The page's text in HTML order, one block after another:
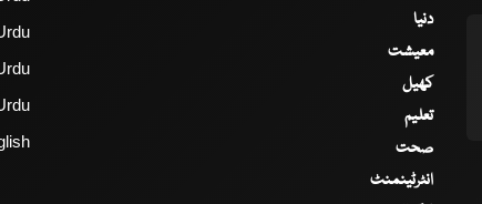
دنیا
معیشت
کھیل
تعلیم
صحت
انٹرٹینمنٹ